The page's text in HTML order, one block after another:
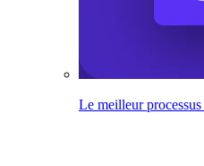
Le meilleur